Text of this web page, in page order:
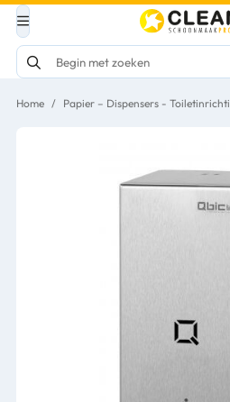
Home / Papier – Dispensers -